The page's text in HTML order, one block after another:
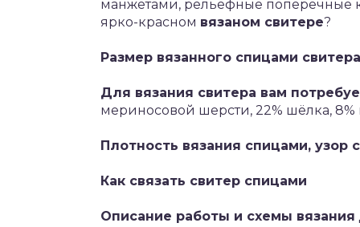
манжетами, рельефные поперечные
ярко-красном вязаном свитере?
Размер вязанного спицами
Для вязания свитера вам
мериносовой шерсти, 22% шёлка,
Плотность вязания спицами, узор
Как связать свитер спицами
Описание работы и схемы вязания